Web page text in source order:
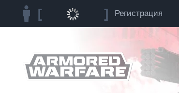
Регистрация